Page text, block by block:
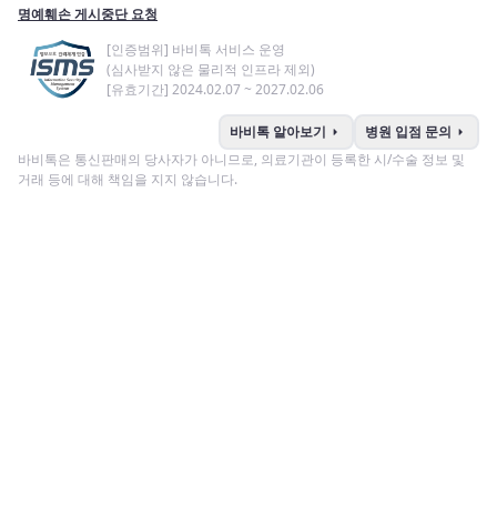
명예훼손 게시중단 요청
[인증범위] 바비톡 서비스 운영
(심사받지 않은 물리적 인프라 제외)
[유효기간] 2024.02.07 ~ 2027.02.06
바비톡 알아보기 arrow_right 병원 입점 문의 arrow_right
바비톡은 통신판매의 당사자가 아니므로, 의료기관이 등록한 시/수술 정보 및
거래 등에 대해 책임을 지지 않습니다.